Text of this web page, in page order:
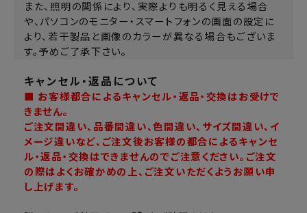
また、照明の関係により、実際よりも明るく見える場合
や、パソコンのモニター・スマートフォンの画面の設定に
より、若干製品と画像のカラーが異なる場合もございま
す。予めご了承下さい。
キャンセル・返品について
■ お客様都合によるキャンセル・返品・交換はお受けで
きません。
ご注文間違い、品番間違い、色間違い、サイズ間違い、イ
メージ違いなど、ご注文後お客様の都合によるキャンセ
ル・返品・交換はできませんのでご注意ください。ご注文
の際はよくお確かめの上、ご注文いただくようお願い申
し上げます。